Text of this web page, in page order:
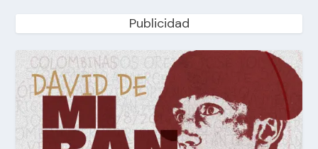
Publicidad